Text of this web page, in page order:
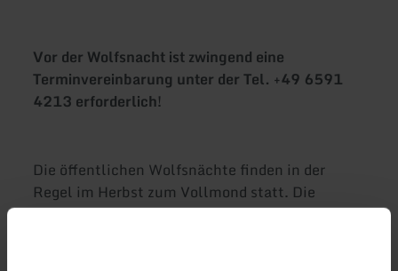
Vor der Wolfsnacht ist zwingend eine
Terminvereinbarung unter der Tel. +49 6591
4213 erforderlich!
Die öffentlichen Wolfsnächte finden in der
Regel im Herbst zum Vollmond statt. Die
Wolfsnächte können auch ab mind. 15 Personen